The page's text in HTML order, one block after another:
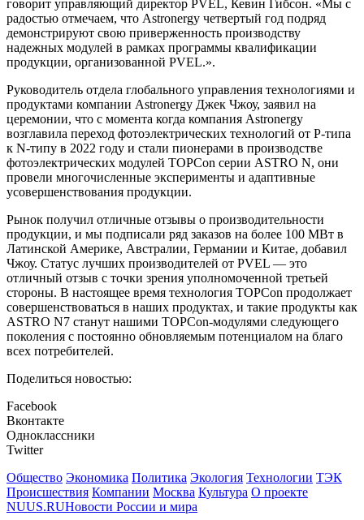
говорит управляющий директор PVEL, Кевин Гибсон. «Мы с
радостью отмечаем, что Astronergy четвертый год подряд
демонстрируют свою приверженность производству
надежных модулей в рамках программы квалификации
продукции, организованной PVEL.».
Руководитель отдела глобального управления технологиями и
продуктами компании Astronergy Джек Чжоу, заявил на
церемонии, что с момента когда компания Astronergy
возглавила переход фотоэлектрических технологий от Р-типа
к N-типу в 2022 году и стали пионерами в производстве
фотоэлектрических модулей TOPCon серии ASTRO N, они
провели многочисленные эксперименты и адаптивные
усовершенствования продукции.
Рынок получил отличные отзывы о производительности
продукции, и мы подписали ряд заказов на более 100 МВт в
Латинской Америке, Австралии, Германии и Китае, добавил
Чжоу. Статус лучших производителей от PVEL — это
отличный отзыв с точки зрения уполномоченной третьей
стороны. В настоящее время технология TOPCon продолжает
совершенствоваться в наших продуктах, и такие продукты как
ASTRO N7 станут нашими TOPCon-модулями следующего
поколения с постоянно обновляемым потенциалом на благо
всех потребителей.
Поделиться новостью:
Facebook
Вконтакте
Одноклассники
Twitter
Общество Экономика Политика Экология Технологии ТЭК
Происшествия Компании Москва Культура О проекте
NUUS.RUНовости России и мира